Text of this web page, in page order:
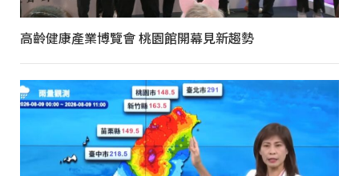
高齡健康產業博覽會 桃園館開幕見新趨勢